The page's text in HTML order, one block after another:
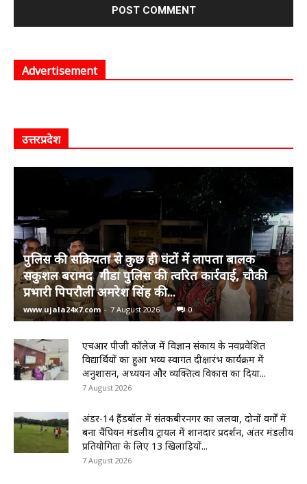
Advertisement
उत्तरप्रदेश
पुलिस की सक्रियता से कुछ ही घंटों में लापता बालक
सकुशल बरामद गीडा पुलिस की त्वरित कार्रवाई, चौकी
प्रभारी पिपरौली अमरेश सिंह की...
www.ujala24x7.com - 7 August 2026 0
एचआर पीजी कॉलेज में विज्ञान संकाय के नवप्रवेशित
विद्यार्थियों का हुआ भव्य स्वागत दीक्षारंभ कार्यक्रम में
अनुशासन, अध्ययन और व्यक्तित्व विकास का दिया...
7 August 2026
अंडर-14 हैंडबॉल में संतकबीरनगर का जलवा, दोनों वर्गों में
बना चैंपियन मंडलीय ट्रायल में शानदार प्रदर्शन, अंतर मंडलीय
प्रतियोगिता के लिए 13 खिलाड़ियों...
7 August 2026